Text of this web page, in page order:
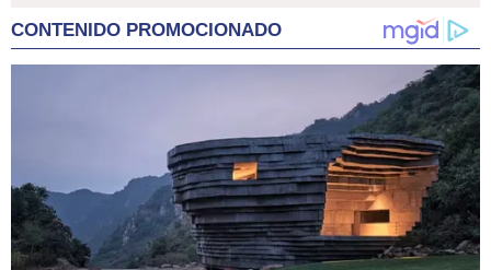
CONTENIDO PROMOCIONADO